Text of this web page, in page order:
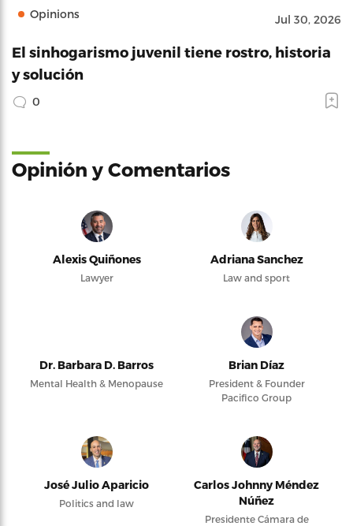
Opinions Jul 30, 2026
El sinhogarismo juvenil tiene rostro, historia
y solución
0
Opinión y Comentarios
Alexis Quiñones
Lawyer
Adriana Sanchez
Law and sport
Dr. Barbara D. Barros
Mental Health & Menopause
Brian Díaz
President & Founder
Pacifico Group
José Julio Aparicio
Politics and law
Carlos Johnny Méndez
Núñez
Presidente Cámara de